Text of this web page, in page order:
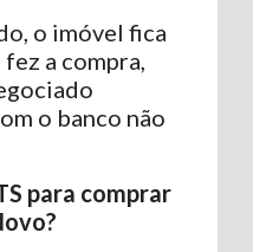
o imóvel fica
a compra,
o banco não
para comprar